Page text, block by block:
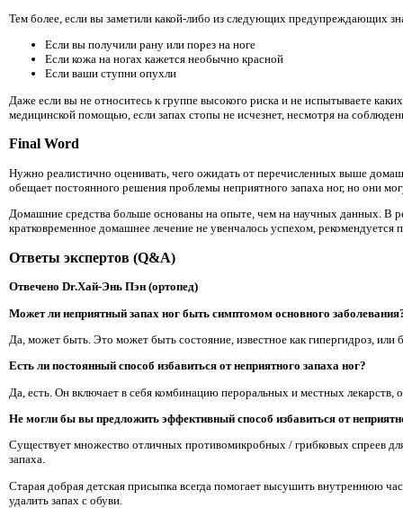
Тем более, если вы заметили какой-либо из следующих предупреждающих
Если вы получили рану или порез на ноге
Если кожа на ногах кажется необычно красной
Если ваши ступни опухли
Даже если вы не относитесь к группе высокого риска и не испытываете
медицинской помощью, если запах стопы не исчезнет, ​​несмотря на
Final Word
Нужно реалистично оценивать, чего ожидать от перечисленных выше
обещает постоянного решения проблемы неприятного запаха ног, но они
Домашние средства больше основаны на опыте, чем на научных данных. В
кратковременное домашнее лечение не увенчалось успехом, рекомендуется
Ответы экспертов (Q&A)
Отвечено Dr.Хай-Энь Пэн (ортопед)
Может ли неприятный запах ног быть симптомом основного
Да, может быть. Это может быть состояние, известное как гипергидроз,
Есть ли постоянный способ избавиться от неприятного запаха ног?
Да, есть. Он включает в себя комбинацию пероральных и местных лекарств,
Не могли бы вы предложить эффективный способ избавиться от
Существует множество отличных противомикробных / грибковых спреев
запаха.
Старая добрая детская присыпка всегда помогает высушить внутреннюю
удалить запах с обуви.